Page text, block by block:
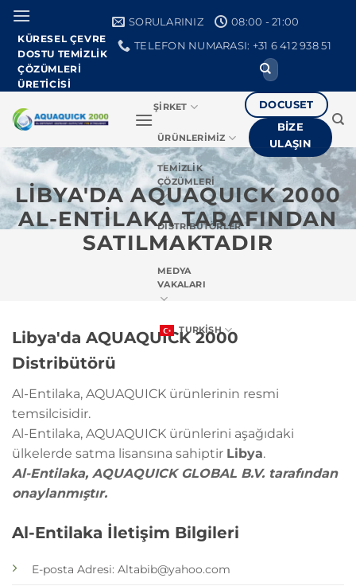
İçeriğe
KÜRESEL ÇEVRE
DOSTU TEMIZLIK
ÇÖZÜMLERI
ÜRETICISI
SORULARINIZ
08:00 - 21:00
TELEFON NUMARASI: +31 6 412 938 51
Arayın:
ŞIRKET
ÜRÜNLERIMIZ
TEMIZLIK
ÇÖZÜMLERI
DISTRIBÜTÖRLER
MEDYA
VAKALARI
TURKISH
DOCUSET
BIZE
ULAŞIN
LİBYA'DA AQUAQUICK 2000
AL-ENTILAKA TARAFINDAN
SATILMAKTADIR
Libya'da AQUAQUICK 2000
Distribütörü
Al-Entilaka, AQUAQUICK ürünlerinin resmi
temsilcisidir.
Al-Entilaka, AQUAQUICK ürünlerini aşağıdaki
ülkelerde satma lisansına sahiptir Libya.
Al-Entilaka, AQUAQUICK GLOBAL B.V. tarafından
onaylanmıştır.
Al-Entilaka İletişim Bilgileri
E-posta Adresi: Altabib@yahoo.com